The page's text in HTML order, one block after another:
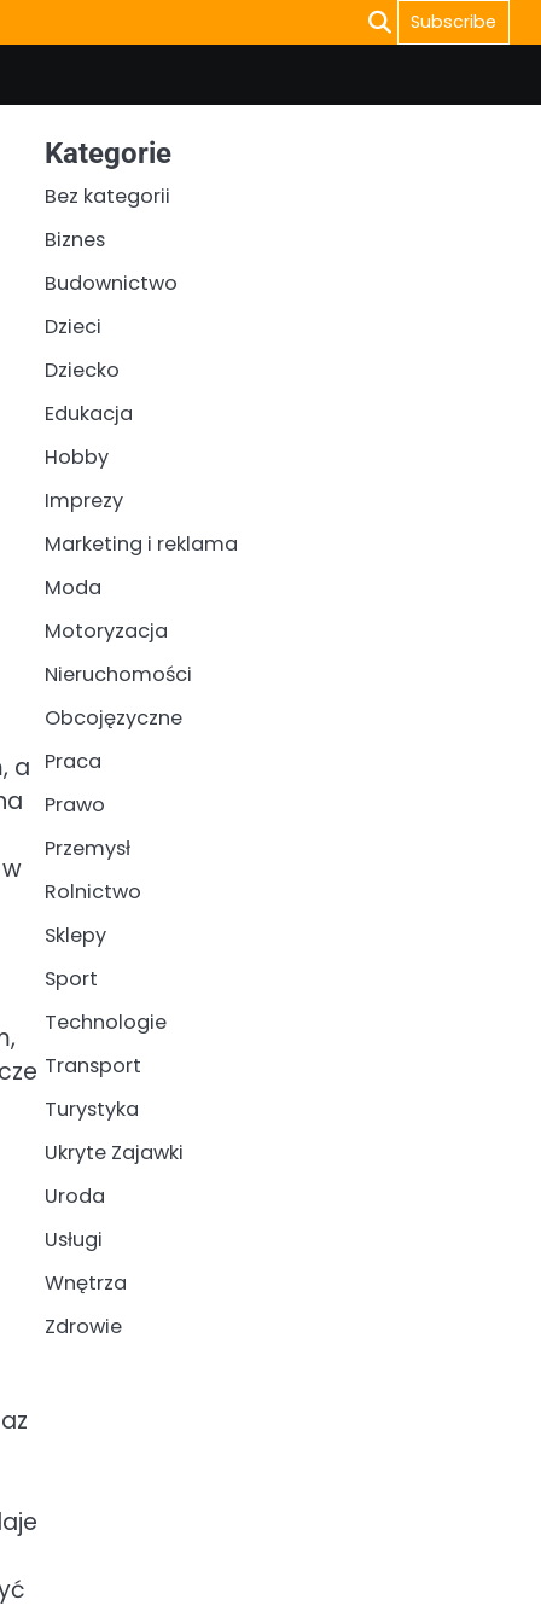
Subscribe
a
Kategorie
Bez kategorii
Biznes
Budownictwo
Dzieci
Dziecko
Edukacja
Hobby
Imprezy
Marketing i reklama
Moda
Motoryzacja
Nieruchomości
Obcojęzyczne
Praca
Prawo
Przemysł
Rolnictwo
Sklepy
Sport
Technologie
Transport
Turystyka
Ukryte Zajawki
Uroda
Usługi
Wnętrza
Zdrowie